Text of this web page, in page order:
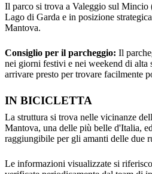
Il parco si trova a Valeggio sul
Lago di Garda e in posizione
Mantova.
Consiglio per il parcheggio: Il
nei giorni festivi e nei weekend di alta
arrivare presto per trovare facilmente
IN BICICLETTA
La struttura si trova nelle vicinanze
Mantova, una delle più belle d'Italia,
raggiungibile per gli amanti delle due
Le informazioni visualizzate si